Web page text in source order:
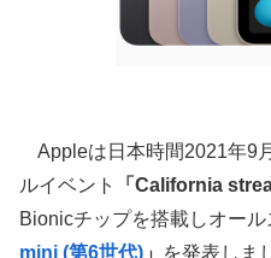
Appleは日本時間2021年9
ルイベント
「California
Bionicチップを搭載しオー
mini (第6世代) 」
を発表しま